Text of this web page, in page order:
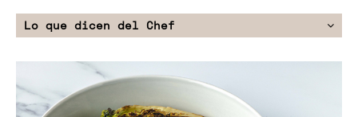
Lo que dicen del Chef